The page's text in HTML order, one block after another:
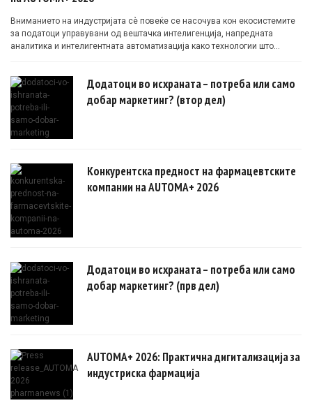
Вниманието на индустријата сè повеќе се насочува кон екосистемите
за податоци управувани од вештачка интелигенција, напредната
аналитика и интелигентната автоматизација како технологии што
Додатоци во исхраната – потреба или само
добар маркетинг? (втор дел)
Конкурентска предност на фармацевтските
компании на AUTOMA+ 2026
Додатоци во исхраната – потреба или само
добар маркетинг? (прв дел)
AUTOMA+ 2026: Практична дигитализација за
индустриска фармација